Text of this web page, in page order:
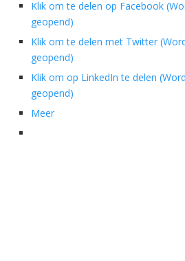
Klik om te delen op Facebook
geopend)
Klik om te delen met Twitter
geopend)
Klik om op LinkedIn te delen
geopend)
Meer